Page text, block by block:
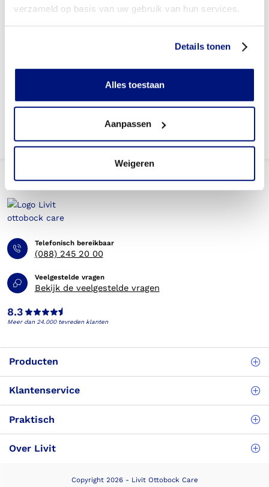
verzameld op basis van uw gebruik van hun services.
Details tonen
Alles toestaan
Aanpassen
Weigeren
Wie mag verbandschoenen voorschrijven?
verbandschoenen om dagelijks te wisselen?
verbandschoenen bestellen (gebruikstermijn)?
Telefonisch bereikbaar
(088) 245 20 00
Veelgestelde vragen
Bekijk de veelgestelde vragen
8.3
Meer dan 24.000 tevreden klanten
Producten
Klantenservice
Praktisch
Over Livit
Copyright 2026 - Livit Ottobock Care